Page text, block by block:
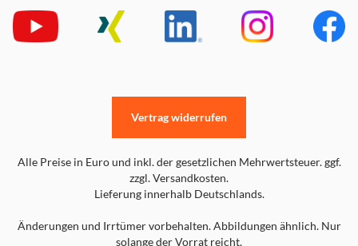
Alle Preise in Euro und inkl. der gesetzlichen Mehrwertsteuer. ggf.
zzgl. Versandkosten.
Lieferung innerhalb Deutschlands.
Änderungen und Irrtümer vorbehalten. Abbildungen ähnlich. Nur
solange der Vorrat reicht.
Vertrag widerrufen